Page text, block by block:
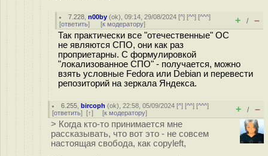
7.228 ,n00by (ok), 09:14, 29/08/2024 [^] [^^] [^^^]
[ответить] [к модератору] + / –
Так практически все "отечественные" ОС
не являются СПО, они как раз
проприетарны. С формулировкой
"локализованное СПО" - получается, можно
взять условные Fedora или Debian и перевести
репозиторий на зеркала Яндекса.
6.255 ,bircoph (ok), 22:58, 05/09/2024 [^] [^^] [^^^]
[ответить] [↑] [к модератору] + / –
> Когда кто-то принимается мне
рассказывать, что вот это - не совсем
настоящая свобода, как copyleft,